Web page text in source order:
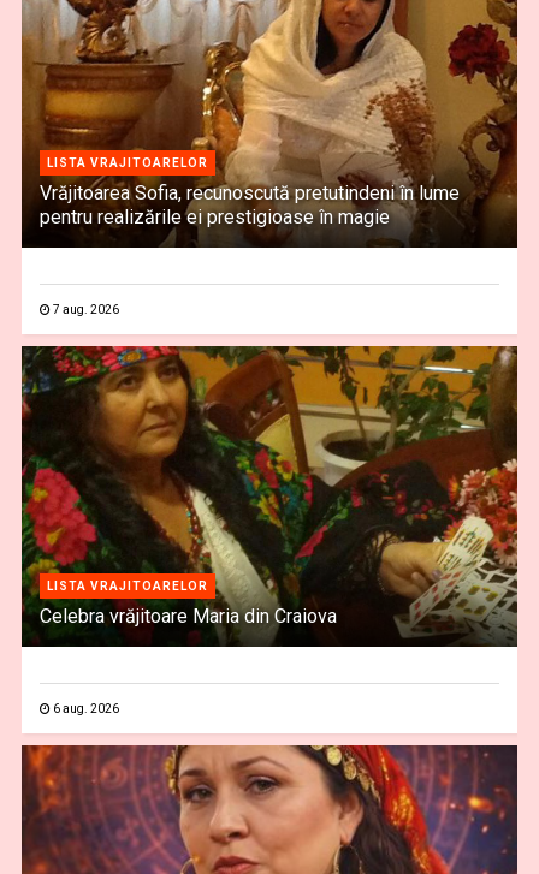
LISTA VRAJITOARELOR
Vrăjitoarea Sofia, recunoscută pretutindeni în lume
pentru realizările ei prestigioase în magie
7 aug. 2026
LISTA VRAJITOARELOR
Celebra vrăjitoare Maria din Craiova
6 aug. 2026